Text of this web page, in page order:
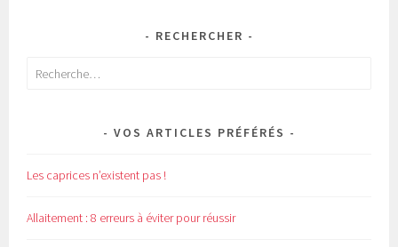
RECHERCHER
Rechercher :
VOS ARTICLES PRÉFÉRÉS
Les caprices n’existent pas !
Allaitement : 8 erreurs à éviter pour réussir